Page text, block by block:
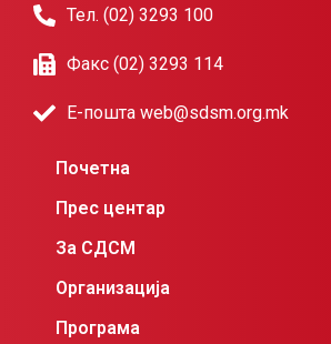
Тел. (02) 3293 100
Факс (02) 3293 114
Е-пошта web@sdsm.org.mk
Почетна
Прес центар
За СДСМ
Организација
Програма